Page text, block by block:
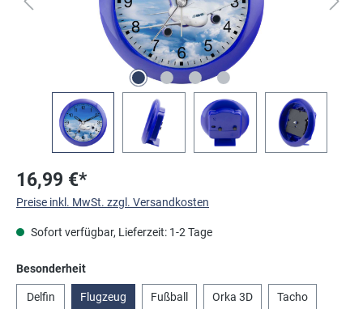
16,99 €*
Preise inkl. MwSt. zzgl. Versandkosten
Sofort verfügbar, Lieferzeit: 1-2 Tage
Besonderheitauswählen
Delfin Flugzeug Fußball Orka 3D Tacho